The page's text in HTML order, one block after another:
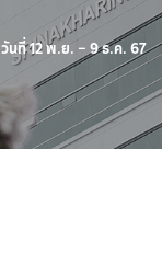
นที่ 12 พ.ย. – 9 ธ.ค. 67